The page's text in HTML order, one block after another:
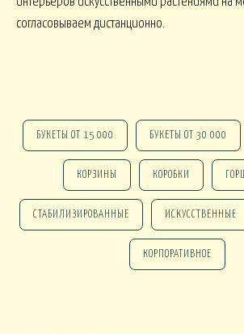
ТЕРРАСЫ - ПЕРИЛА
согласовываем дистанционно.
БУКЕТЫ ОТ 15 000 БУКЕТЫ ОТ 30 000
КОРЗИНЫ КОРОБКИ
СТАБИЛИЗИРОВАННЫЕ ИСКУССТВЕННЫЕ
КОРПОРАТИВНОЕ